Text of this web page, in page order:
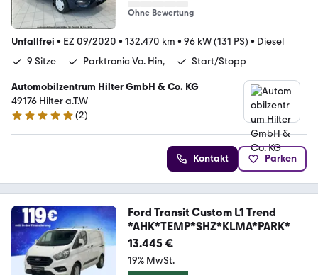
Ohne Bewertung
Unfallfrei • EZ 09/2020 • 132.470 km • 96 kW (131 PS) • Diesel
9 Sitze
Parktronic Vo. Hin, Start/Stopp
Automobilzentrum Hilter GmbH & Co. KG
49176 Hilter a.T.W
4.8 Sterne
(2)
Kontakt Parken
Ford Transit Custom L1 Trend
*AHK*TEMP*SHZ*KLMA*PARK*
13.445 €
19% MwSt.